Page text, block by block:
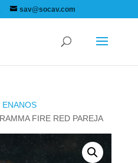
sav@socav.com
FIRE RED PAREJA